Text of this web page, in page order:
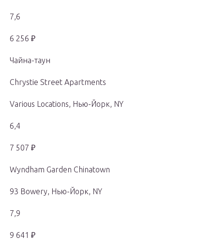
7,6
6 256 ₽
Чайна-таун
Chrystie Street Apartments
Various Locations, Нью-Йорк, NY
6,4
7 507 ₽
Wyndham Garden Chinatown
93 Bowery, Нью-Йорк, NY
7,9
9 641 ₽